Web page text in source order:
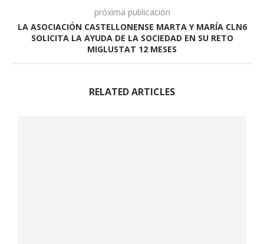
próxima publicación
LA ASOCIACIÓN CASTELLONENSE MARTA Y MARÍA CLN6
SOLICITA LA AYUDA DE LA SOCIEDAD EN SU RETO
MIGLUSTAT 12 MESES
RELATED ARTICLES